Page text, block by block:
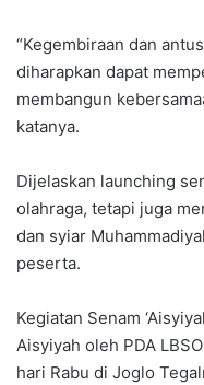
“Kegembiraan dan
diharapkan dapat
membangun
katanya.
Dijelaskan launching
olahraga, tetapi juga
dan syiar
peserta.
Kegiatan Senam
Aisyiyah oleh PDA
hari Rabu di Joglo